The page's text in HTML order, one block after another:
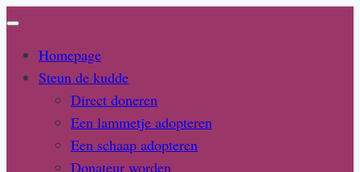
Doorgaan
inhoudHomepage
Steun de kudde
Direct doneren
Een lammetje adopteren
Een schaap adopteren
Donateur worden